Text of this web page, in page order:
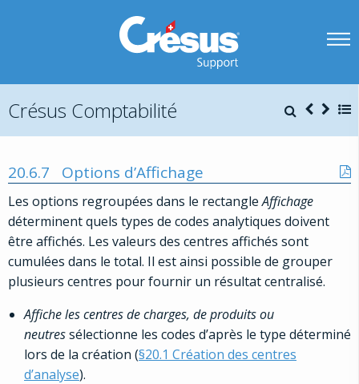
Crésus Comptabilité
20.6.7 Options d’Affichage
Les options regroupées dans le rectangleAffichage
déterminent quels types de codes analytiques doivent
être affichés. Les valeurs des centres affichés sont
cumulées dans le total. Il est ainsi possible de grouper
plusieurs centres pour fournir un résultat centralisé.
Affiche les centres de charges, de produits ou
neutressélectionne les codes d’après le type déterminé
lors de la création (§20.1 Création des centres
d’analyse).